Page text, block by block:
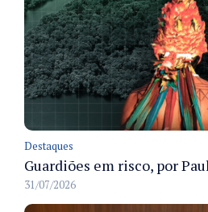
Destaques
Guardiões em risco, por
31/07/2026